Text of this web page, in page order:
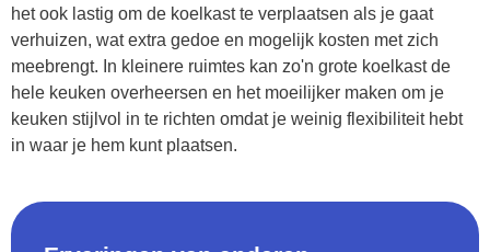
het ook lastig om de koelkast te verplaatsen als je gaat
verhuizen, wat extra gedoe en mogelijk kosten met zich
meebrengt. In kleinere ruimtes kan zo'n grote koelkast de
hele keuken overheersen en het moeilijker maken om je
keuken stijlvol in te richten omdat je weinig flexibiliteit hebt
in waar je hem kunt plaatsen.